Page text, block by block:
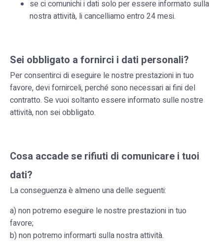
se ci comunichi i dati solo per essere informato sulla
nostra attività, li cancelliamo entro 24 mesi.
Sei obbligato a fornirci i dati personali?
Per consentirci di eseguire le nostre prestazioni in tuo
favore, devi fornirceli, perché sono necessari ai fini del
contratto. Se vuoi soltanto essere informato sulle nostre
attività, non sei obbligato.
Cosa accade se rifiuti di comunicare i tuoi
dati?
La conseguenza è almeno una delle seguenti:
a) non potremo eseguire le nostre prestazioni in tuo
favore;
b) non potremo informarti sulla nostra attività.